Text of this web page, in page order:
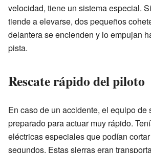
velocidad, tiene un sistema especial.
tiende a elevarse, dos pequeños
delantera se encienden y lo empujan
pista.
Rescate rápido del piloto
En caso de un accidente, el equipo de
preparado para actuar muy rápido.
eléctricas especiales que podían cortar
segundos. Estas sierras eran